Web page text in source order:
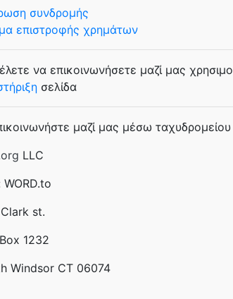
συνδρομής
επιστροφής χρημάτων
να επικοινωνήσετε μαζί μας
σελίδα
μαζί μας μέσω ταχυδρομείου
LLC
st.
1232
Windsor CT 06074